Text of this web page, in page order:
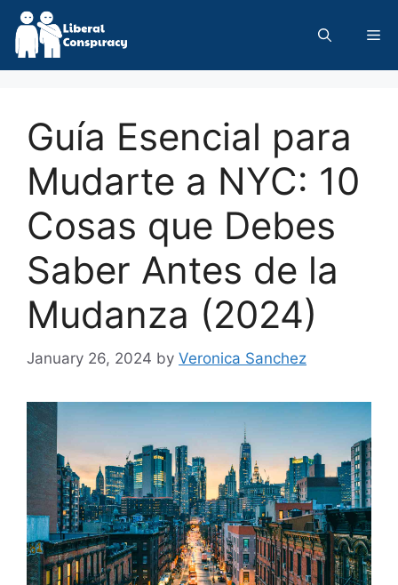
Skip
content
Guía Esencial para
Mudarte a NYC: 10
Cosas que Debes
Saber Antes de la
Mudanza (2024)
January 26, 2024 by Veronica Sanchez